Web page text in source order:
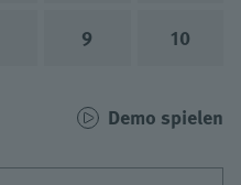
9 10
Demo spielen